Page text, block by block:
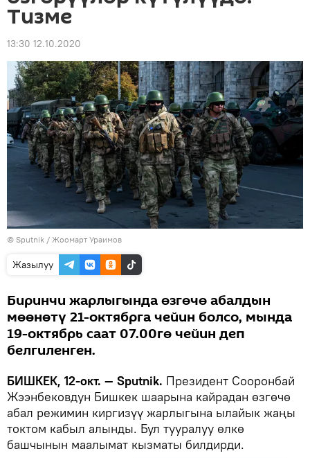
Тизме
13:30 12.10.2020
© Sputnik / Жоомарт Ураимов
Жазылуу
Биринчи жарлыгында өзгөчө абалдын
мөөнөтү 21-октябрга чейин болсо, мында
19-октябрь саат 07.00гө чейин деп
белгиленген.
БИШКЕК, 12-окт. — Sputnik. Президент Сооронбай
Жээнбековдун Бишкек шаарына кайрадан өзгөчө
абал режимин киргизүү жарлыгына ылайык жаңы
токтом кабыл алынды. Бул тууралуу өлкө
башчынын маалымат кызматы билдирди.